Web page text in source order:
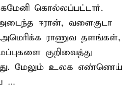
கொல்லப்பட்டார்.
ஈரான், வளைகுடா
ராணுவ தளங்கள்,
குறிவைத்து
மேலும் உலக எண்ணெய்
...